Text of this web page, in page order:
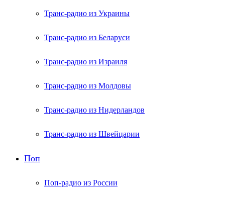
Транс-радио из Украины
Транс-радио из Беларуси
Транс-радио из Израиля
Транс-радио из Молдовы
Транс-радио из Нидерландов
Транс-радио из Швейцарии
Поп
Поп-радио из России